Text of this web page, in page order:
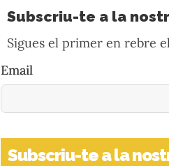
Subscriu-te a la
Sigues el primer en rebre
Email
Subscriu-te a la